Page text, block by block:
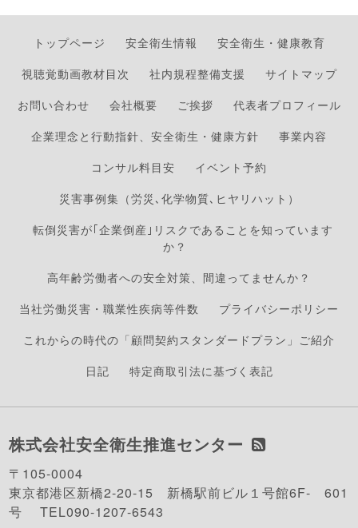
トップページ 安全衛生情報
安全衛生・健康教育
視聴覚動画教材目次
社内規程整備支援
サイトマップ
お問い合わせ
会社概要 ご挨拶
代表者プロフィール
企業理念と行動指針、安全衛生・健康方針
事業内容
コンサル料目安
イベント予約
災害事例集（労災､化学物質､ヒヤリハット）
転倒災害が｢企業倒産｣リスクであることを知っています
か？
高年齢労働者への安全対策、間違ってませんか？
当社労働災害・職業性疾病等件数
プライバシーポリシー
これからの時代の「顧問契約スタンダードプラン」ご紹介
日記
特定商取引法に基づく表記
株式会社安全衛生推進センター
〒105-0004
東京都港区新橋2-20-15 新橋駅前ビル１号館6F- 601
号 TEL090-1207-6543